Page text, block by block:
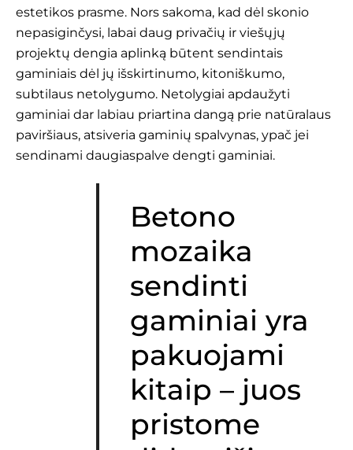
estetikos prasme. Nors sakoma, kad dėl skonio
nepasiginčysi, labai daug privačių ir viešųjų
projektų dengia aplinką būtent sendintais
gaminiais dėl jų išskirtinumo, kitoniškumo,
subtilaus netolygumo. Netolygiai apdaužyti
gaminiai dar labiau priartina dangą prie natūralaus
paviršiaus, atsiveria gaminių spalvynas, ypač jei
sendinami daugiaspalve dengti gaminiai.
Betono
mozaika
sendinti
gaminiai yra
pakuojami
kitaip – juos
pristome